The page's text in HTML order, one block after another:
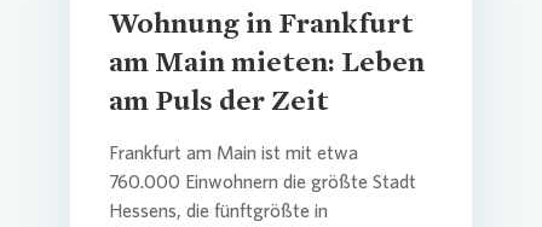
Weitere Angebote
Login
Wohnung in Frankfurt
am Main mieten: Leben
am Puls der Zeit
Frankfurt am Main ist mit etwa
760.000 Einwohnern die größte Stadt
Hessens, die fünftgrößte in